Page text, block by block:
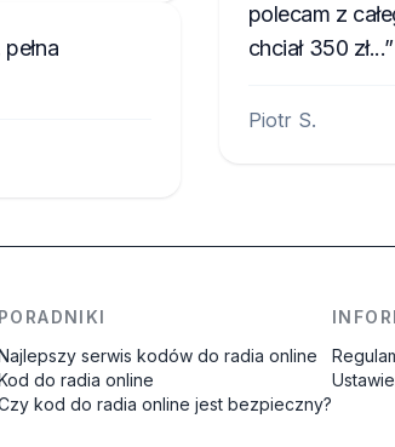
polecam z
chciał 350 zł...
Piotr S.
PORADNIKI
serwis kodów do radia online
do radia online
kod do radia online jest bezpieczny?